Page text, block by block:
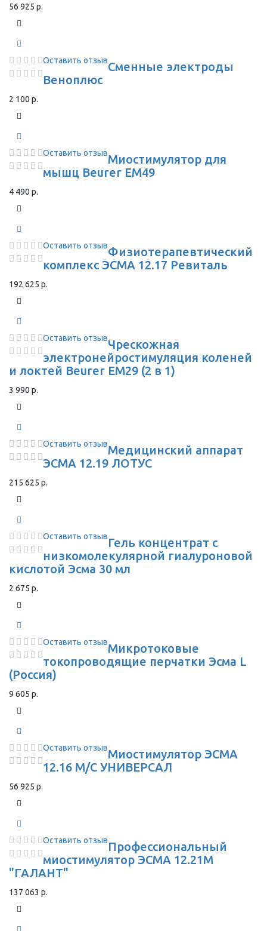
56 925 р.
Оставить отзывСменные электроды
Веноплюс
2 100 р.
Оставить отзывМиостимулятор для
мышц Beurer EM49
4 490 р.
Оставить отзывФизиотерапевтический
комплекс ЭСМА 12.17 Ревиталь
192 625 р.
Оставить отзывЧрескожная
электронейростимуляция коленей
и локтей Beurer EM29 (2 в 1)
3 990 р.
Оставить отзывМедицинский аппарат
ЭСМА 12.19 ЛОТУС
215 625 р.
Оставить отзывГель концентрат с
низкомолекулярной гиалуроновой
кислотой Эсма 30 мл
2 675 р.
Оставить отзывМикротоковые
токопроводящие перчатки Эсма L
(Россия)
9 605 р.
Оставить отзывМиостимулятор ЭСМА
12.16 М/С УНИВЕРСАЛ
56 925 р.
Оставить отзывПрофессиональный
миостимулятор ЭСМА 12.21М
"ГАЛАНТ"
137 063 р.